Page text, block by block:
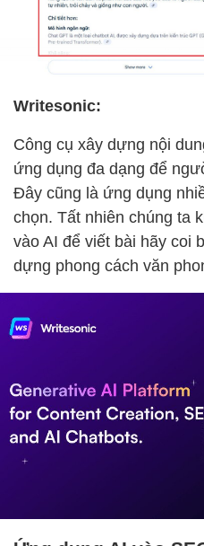
Writesonic:
Công cụ xây dựng nội
ứng dụng đa dạng để
Đây cũng là ứng dụng
chọn. Tất nhiên chúng ta
vào AI để viết bài hãy coi
dựng phong cách văn